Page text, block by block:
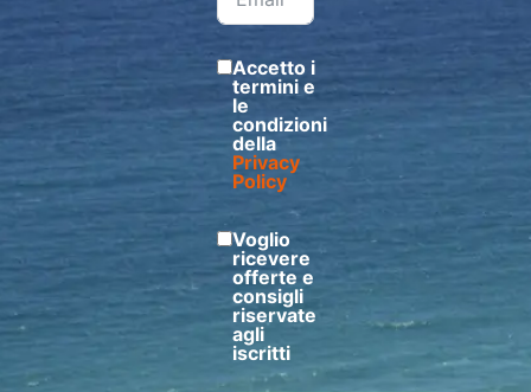
Accetto i
termini e
le
condizioni
della
Privacy
Policy
Voglio
ricevere
offerte e
consigli
riservate
agli
iscritti